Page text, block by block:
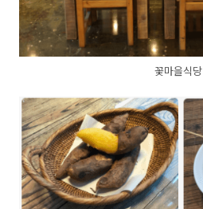
꽃마을식당